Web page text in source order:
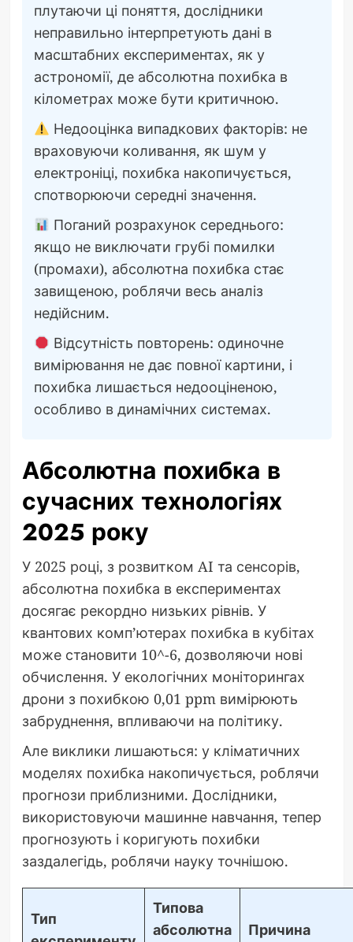
плутаючи ці поняття, дослідники
неправильно інтерпретують дані в
масштабних експериментах, як у
астрономії, де абсолютна похибка в
кілометрах може бути критичною.
Недооцінка випадкових факторів: не
враховуючи коливання, як шум у
електроніці, похибка накопичується,
спотворюючи середні значення.
Поганий розрахунок середнього:
якщо не виключати грубі помилки
(промахи), абсолютна похибка стає
завищеною, роблячи весь аналіз
недійсним.
Відсутність повторень: одиночне
вимірювання не дає повної картини, і
похибка лишається недооціненою,
особливо в динамічних системах.
Абсолютна похибка в
сучасних технологіях
2025 року
У 2025 році, з розвитком AI та сенсорів,
абсолютна похибка в експериментах
досягає рекордно низьких рівнів. У
квантових комп’ютерах похибка в кубітах
може становити 10^-6, дозволяючи нові
обчислення. У екологічних моніторингах
дрони з похибкою 0,01 ppm вимірюють
забруднення, впливаючи на політику.
Але виклики лишаються: у кліматичних
моделях похибка накопичується, роблячи
прогнози приблизними. Дослідники,
використовуючи машинне навчання, тепер
прогнозують і коригують похибки
заздалегідь, роблячи науку точнішою.
Тип
Типова
абсолютна
Причина